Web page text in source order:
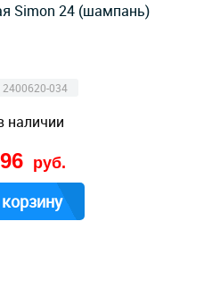
Simon 24 (шампань)
2400620-034
наличии
руб.